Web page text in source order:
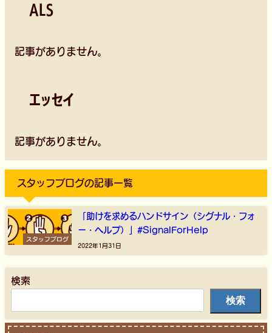
ALS
記事がありません。
エッセイ
記事がありません。
スタッフブログの記事一覧
スタッフブログ
「助けを求めるハンドサイン（シグナル・フォ
ー・ヘルプ）」#SignalForHelp
2022年1月31日
検索
検索